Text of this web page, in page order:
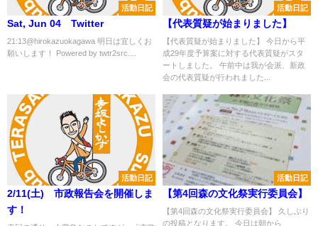
活動日記
Sat, Jun 04 Twitter
21:13@hirokazuokagawa 明日は宜しくお
願いします！ Powered by twtr2src....
活動日記
【代表質疑が始まりました】
【代表質疑が始まりました】 今日から平
成29年度予算案に対する代表質疑がスタ
ートしました。 午前中は我が会派、新政
会の代表質疑が行われました...
活動日記
2/11(土) 市政報告会を開催しま
す！
活動日記
【第4回森の文化祭実行委員会】
【第4回森の文化祭実行委員会】 久しぶり
の投稿となります。 今日は朝から